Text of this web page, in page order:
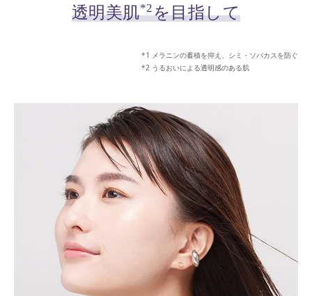
透明美肌*2を目指して
メラニンの蓄積を抑え、シミ・ソバカスを防ぐ
うるおいによる透明感のある肌